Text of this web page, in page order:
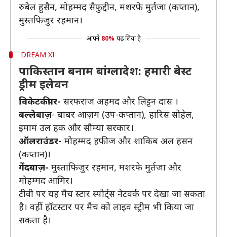
रुबेल हुसैन, मोहम्मद सैफुद्दीन, मशरफे मुर्तजा (कप्तान),
मुस्तफिजुर रहमान।
आपने 80% पढ़ लिया है
DREAM XI
पाकिस्तान बनाम बांग्लादेश: हमारी बेस्ट
ड्रीम इलेवन
विकेटकीपर- सरफराज अहमद और लिट्टन दास ।
बल्लेबाज़- बाबर आज़म (उप-कप्तान), हारिस सोहेल,
इमाम उल हक और सौम्या सरकार।
ऑलराउंडर- मोहम्मद हफीज और शाकिब अल हसन
(कप्तान)।
गेंदबाज़- मुस्ताफिजुर रहमान, मशरफे मुर्तजा और
मोहम्मद आमिर।
टीवी पर यह मैच स्टार स्पोर्ट्स नेटवर्क पर देखा जा सकता
है। वहीं हॉटस्टार पर मैच को लाइव स्ट्रीम भी किया जा
सकता है।